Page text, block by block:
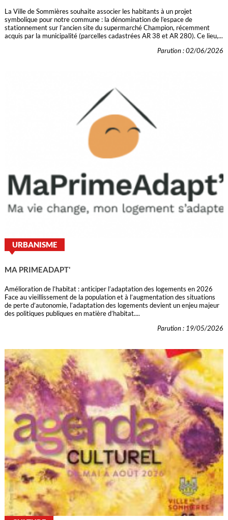
La Ville de Sommières souhaite associer les habitants à un projet
symbolique pour notre commune : la dénomination de l’espace de
stationnement sur l’ancien site du supermarché Champion, récemment
acquis par la municipalité (parcelles cadastrées AR 38 et AR 280). Ce lieu,...
Parution : 02/06/2026
URBANISME
MA PRIMEADAPT'
Amélioration de l’habitat : anticiper l’adaptation des logements en 2026
Face au vieillissement de la population et à l’augmentation des situations
de perte d’autonomie, l’adaptation des logements devient un enjeu majeur
des politiques publiques en matière d’habitat....
Parution : 19/05/2026